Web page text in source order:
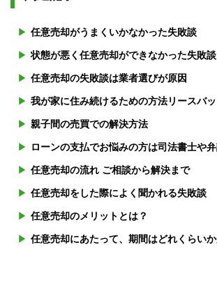
任意売却がうまくいかなかった失敗談
状態が悪く任意売却ができなかった失敗談
任意売却の失敗談は業者選びが原因
我が家に住み続けるための方法リースバ
親子間の売買での解決方法
ローンの支払でお悩みの方は司法書士や
任意売却の流れ ご相談から解決まで
任意売却をした際によく聞かれる失敗談
任意売却のメリットとは？
任意売却にあたって、期間はどれくらい